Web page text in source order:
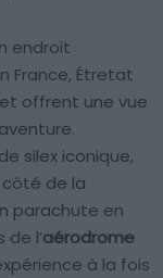
endroit
France, Étretat
offrent une vue
silex iconique,
côté de la
parachute en
l’aérodrome
à la fois